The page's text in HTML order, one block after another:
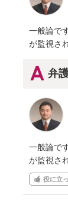
一般論で
が監視さ
弁
一般論で
が監視さ
役に立